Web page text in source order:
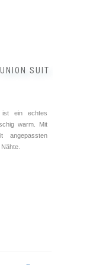
SUIT
ein echtes
warm. Mit
angepassten